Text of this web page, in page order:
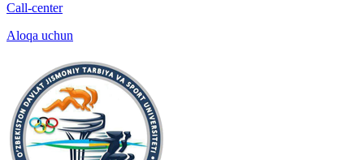
Call-center
Aloqa uchun